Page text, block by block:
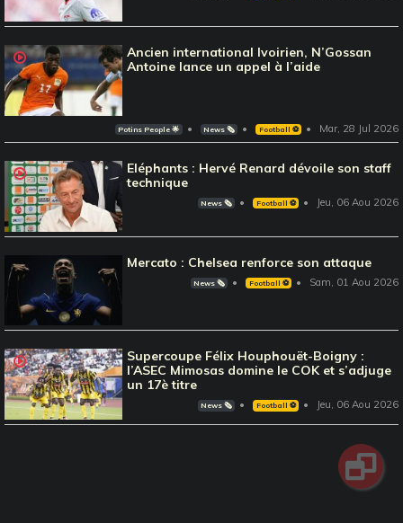
Ancien international Ivoirien, N’Gossan
Antoine lance un appel à l’aide
Potins People 🌟 News 🗞️ Football ⚽️ Mar, 28 Jul 2026
Eléphants : Hervé Renard dévoile son staff
technique
News 🗞️ Football ⚽️ Jeu, 06 Aou 2026
Mercato : Chelsea renforce son attaque
News 🗞️ Football ⚽️ Sam, 01 Aou 2026
Supercoupe Félix Houphouët-Boigny :
l’ASEC Mimosas domine le COK et s’adjuge
un 17è titre
News 🗞️ Football ⚽️ Jeu, 06 Aou 2026